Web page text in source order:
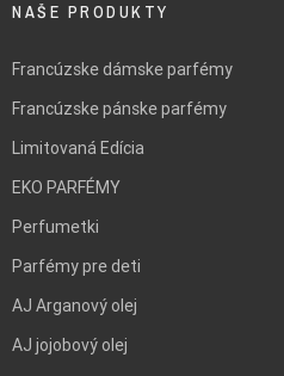
NAŠE PRODUKTY
Francúzske dámske parfémy
Francúzske pánske parfémy
Limitovaná Edícia
EKO PARFÉMY
Perfumetki
Parfémy pre deti
AJ Arganový olej
AJ jojobový olej